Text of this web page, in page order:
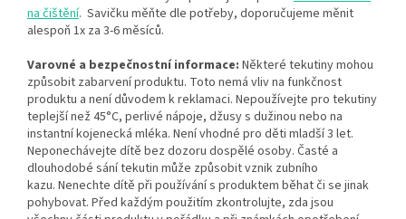
na čištění. Savičku měňte dle potřeby, doporučujeme měnit
alespoň 1x za 3-6 měsíců.
Varovné a bezpečnostní informace: Některé tekutiny mohou
způsobit zabarvení produktu. Toto nemá vliv na funkčnost
produktu a není důvodem k reklamaci. Nepoužívejte pro tekutiny
teplejší než 45°C, perlivé nápoje, džusy s dužinou nebo na
instantní kojenecká mléka. Není vhodné pro děti mladší 3 let.
Neponechávejte dítě bez dozoru dospělé osoby. Časté a
dlouhodobé sání tekutin může způsobit vznik zubního
kazu. Nenechte dítě při používání s produktem běhat či se jinak
pohybovat. Před každým použitím zkontrolujte, zda jsou